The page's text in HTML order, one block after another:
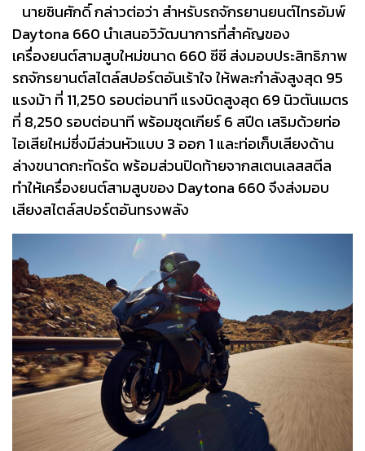
นายชินศักดิ์ กล่าวต่อว่า สำหรับรถจักรยานยนต์ไทรอัมพ์
Daytona 660 นำเสนอวิวัฒนาการที่สำคัญของ
เครื่องยนต์สามสูบใหม่ขนาด 660 ซีซี ส่งมอบประสิทธิภาพ
รถจักรยานต์สไตล์สปอร์ตอันเร้าใจ ให้พละกำลังสูงสุด 95
แรงม้า ที่ 11,250 รอบต่อนาที แรงบิดสูงสุด 69 นิวตันเมตร
ที่ 8,250 รอบต่อนาที พร้อมชุดเกียร์ 6 สปีด เสริมด้วยท่อ
ไอเสียใหม่ซึ่งมีส่วนหัวแบบ 3 ออก 1 และท่อเก็บเสียงด้าน
ล่างขนาดกะทัดรัด พร้อมส่วนปิดท้ายจากสเตนเลสสตีล
ทำให้เครื่องยนต์สามสูบของ Daytona 660 จึงส่งมอบ
เสียงสไตล์สปอร์ตอันทรงพลัง